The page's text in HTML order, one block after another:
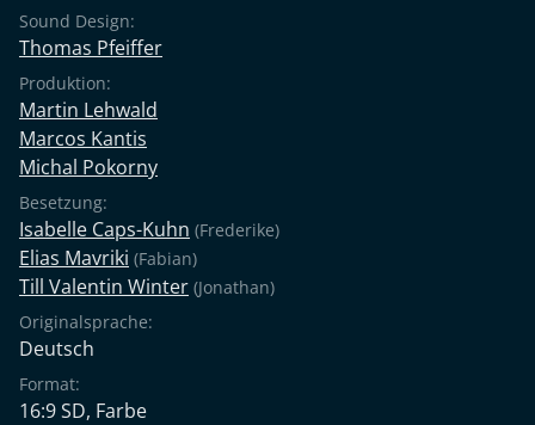
Sound Design:
Thomas Pfeiffer
Produktion:
Martin Lehwald
Marcos Kantis
Michal Pokorny
Besetzung:
Isabelle Caps-Kuhn (Frederike)
Elias Mavriki (Fabian)
Till Valentin Winter (Jonathan)
Originalsprache:
Deutsch
Format:
16:9 SD, Farbe